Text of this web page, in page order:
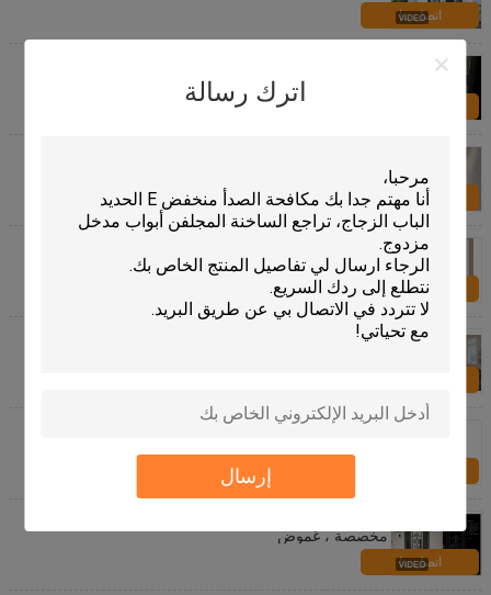
اترك رسالة
إرسال
اتصل بنا
الألومنيوم الستائر
اتصل بنا
الستائر الداخلية داخل زجاج الصوت / توفير الطاقة العازلة
للحرارة
اتصل بنا
ستائر النوافذ داخل الزجاج نمط أفقي الصوت / العزل
مخصصة ، غموض
اتصل بنا